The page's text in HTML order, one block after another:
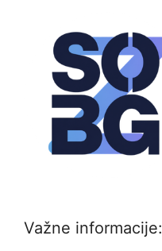
Važne informacije: